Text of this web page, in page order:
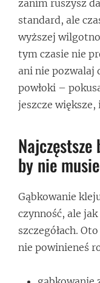
zanim ruszysz
standard, ale
wyższej
tym czasie nie
ani nie pozwalaj
powłoki –
jeszcze większe,
by nie
Gąbkowanie
czynność, ale
szczegółach.
nie powinieneś